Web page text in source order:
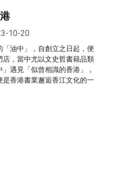
10-20
「油中」，自創立之日起，便
店，當中尤以文史哲書籍品類
遇見「似曾相識的香港」，
是香港書業邂逅香江文化的一